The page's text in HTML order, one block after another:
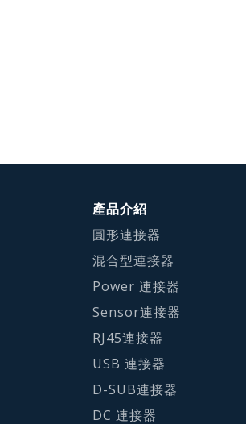
產品介紹
圓形連接器
混合型連接器
Power 連接器
Sensor連接器
RJ45連接器
USB 連接器
D-SUB連接器
DC 連接器